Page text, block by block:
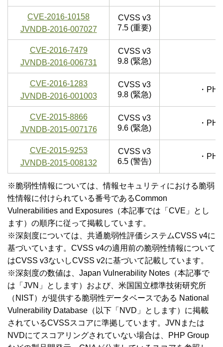
CVE-2016-10158
JVNDB-2016-007027
CVSS v3
7.5 (重要)
CVE-2016-7479
JVNDB-2016-006731
CVSS v3
9.8 (緊急)
CVE-2016-1283
JVNDB-2016-001003
CVSS v3
9.8 (緊急)
・
CVE-2015-8866
JVNDB-2015-007176
CVSS v3
9.6 (緊急)
・
CVE-2015-9253
JVNDB-2015-008132
CVSS v3
6.5 (警告)
・
※脆弱性情報については、情報セキュリティにおける脆弱
性情報に付けられている番号であるCommon
Vulnerabilities and Exposures（本記事では「CVE」とし
ます）の順序に従って掲載しています。
※深刻度については、共通脆弱性評価システムCVSS v4に
基づいています。CVSS v4の適用前の脆弱性情報について
はCVSS v3ないしCVSS v2に基づいて記載しています。
※深刻度の数値は、Japan Vulnerability Notes（本記事で
は「JVN」とします）および、米国国立標準技術研究所
（NIST）が提供する脆弱性データベースである National
Vulnerability Database（以下「NVD」とします）に掲載
されているCVSSスコアに準拠しています。JVNまたは
NVDにてスコアリングされていない場合は、PHP Group